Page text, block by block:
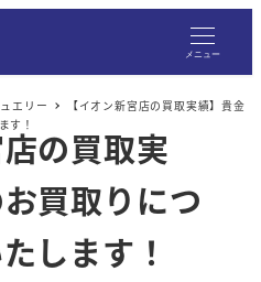
メニュー
エリー
【イオン新宮店の買取実績】貴金
す！
店の買取実
買取りにつ
します！